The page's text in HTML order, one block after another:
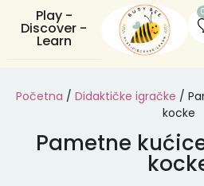
Play -
Discover -
Learn
0
Početna / Didaktičke igračke /
kocke
Pametne